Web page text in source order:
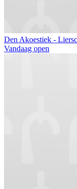
Den Akoestiek -
Vandaag open